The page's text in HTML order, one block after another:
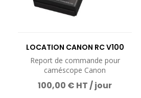
LOCATION CANON RC V100
Report de commande pour
caméscope Canon
100,00 € HT / jour